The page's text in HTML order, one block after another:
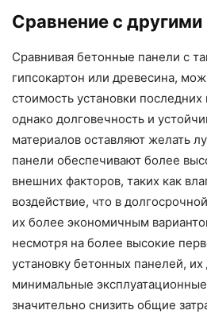
Сравнение с
Сравнивая бетонные панели с
гипсокартон или древесина,
стоимость установки
однако долговечность и
материалов оставляют желать
панели обеспечивают более
внешних факторов, таких как
воздействие, что в
их более экономичным
несмотря на более высокие
установку бетонных панелей, их
минимальные
значительно снизить общие